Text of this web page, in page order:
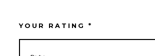
YOUR RATING *